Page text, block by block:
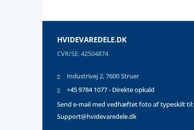
HVIDEVAREDELE.DK
CVR/SE: 42504874
Industrivej 2, 7600 Struer
+45 9784 1077 - Direkte opkald
Send e-mail med vedhæftet foto af typeskilt til:
Support@hvidevaredele.dk